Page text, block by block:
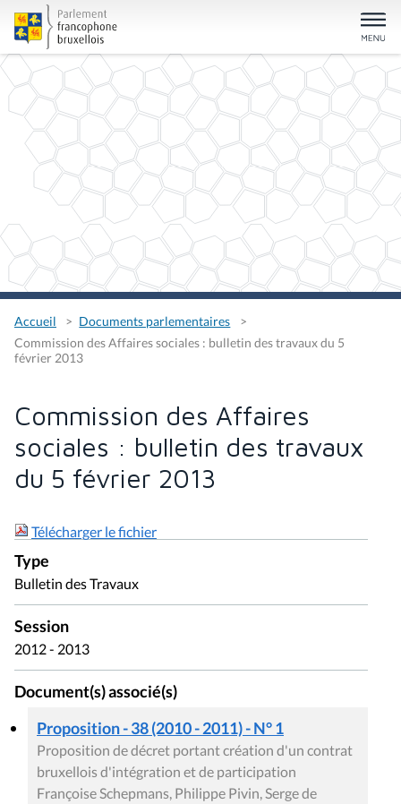
Accueil
Documents parlementaires
Commission des Affaires sociales : bulletin des travaux du 5
février 2013
Commission des Affaires
sociales : bulletin des travaux
du 5 février 2013
Télécharger le fichier
Type
Bulletin des Travaux
Session
2012 - 2013
Document(s) associé(s)
Proposition - 38 (2010 - 2011) - N° 1
Proposition de décret portant création d'un contrat
bruxellois d'intégration et de participation
Françoise Schepmans, Philippe Pivin, Serge de